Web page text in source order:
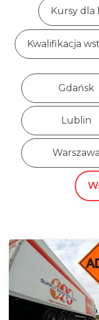
Kursy dla
Kwalifikacja
Gdańsk
Lublin
Warszawa